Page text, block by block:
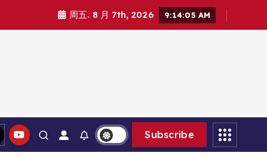
周五. 8 月 7th, 2026 9:14:06 AM
Subscribe